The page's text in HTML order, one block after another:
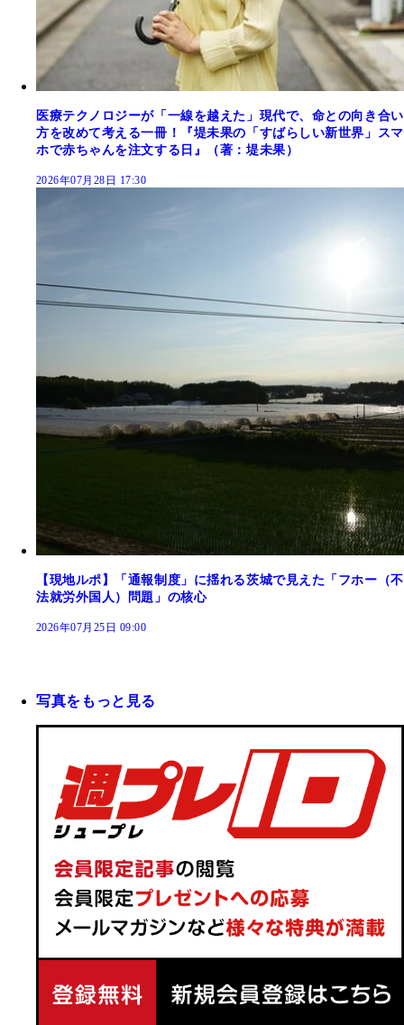
医療テクノロジーが「一線を越えた」現代で、命との向き合い
方を改めて考える一冊！『堤未果の「すばらしい新世界」スマ
ホで赤ちゃんを注文する日』（著：堤未果）
2026年07月28日 17:30
【現地ルポ】「通報制度」に揺れる茨城で見えた「フホー（不
法就労外国人）問題」の核心
2026年07月25日 09:00
写真をもっと見る